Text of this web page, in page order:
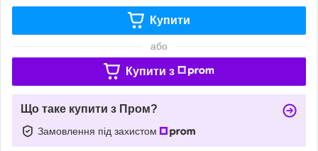
Купити
або
Купити з
Що таке купити з Пром?
Замовлення під захистом